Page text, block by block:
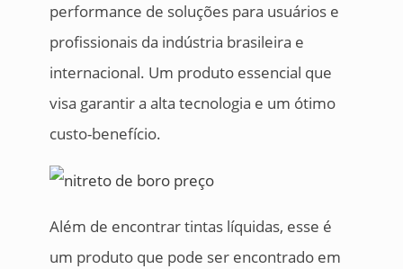
performance de soluções para usuários e
profissionais da indústria brasileira e
internacional. Um produto essencial que
visa garantir a alta tecnologia e um ótimo
custo-benefício.
Além de encontrar tintas líquidas, esse é
um produto que pode ser encontrado em